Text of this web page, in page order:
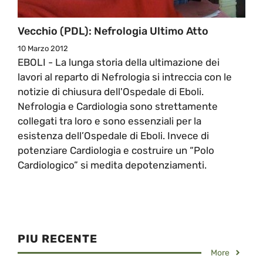
Vecchio (PDL): Nefrologia Ultimo Atto
10 Marzo 2012
EBOLI - La lunga storia della ultimazione dei
lavori al reparto di Nefrologia si intreccia con le
notizie di chiusura dell'Ospedale di Eboli.
Nefrologia e Cardiologia sono strettamente
collegati tra loro e sono essenziali per la
esistenza dell’Ospedale di Eboli. Invece di
potenziare Cardiologia e costruire un “Polo
Cardiologico” si medita depotenziamenti.
PIU RECENTE
More